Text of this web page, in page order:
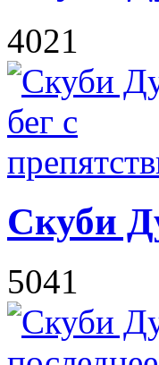
4021
Скуби
5041